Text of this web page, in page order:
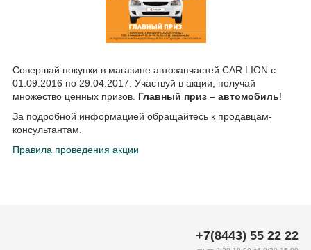
Совершай покупки в магазине автозапчастей CAR LION с
01.09.2016 по 29.04.2017. Участвуй в акции, получай
множество ценных призов. Главный приз – автомобиль!
За подробной информацией обращайтесь к продавцам-
консультантам.
Правила проведения акции
+7(8443) 55 22 22